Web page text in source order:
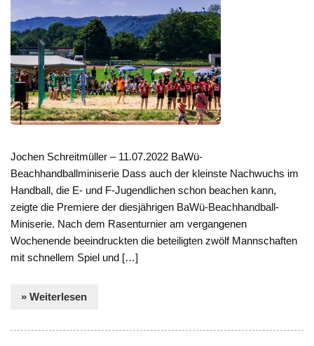
Jochen Schreitmüller – 11.07.2022 BaWü-
Beachhandballminiserie Dass auch der kleinste Nachwuchs im
Handball, die E- und F-Jugendlichen schon beachen kann,
zeigte die Premiere der diesjährigen BaWü-Beachhandball-
Miniserie. Nach dem Rasenturnier am vergangenen
Wochenende beeindruckten die beteiligten zwölf Mannschaften
mit schnellem Spiel und […]
» Weiterlesen